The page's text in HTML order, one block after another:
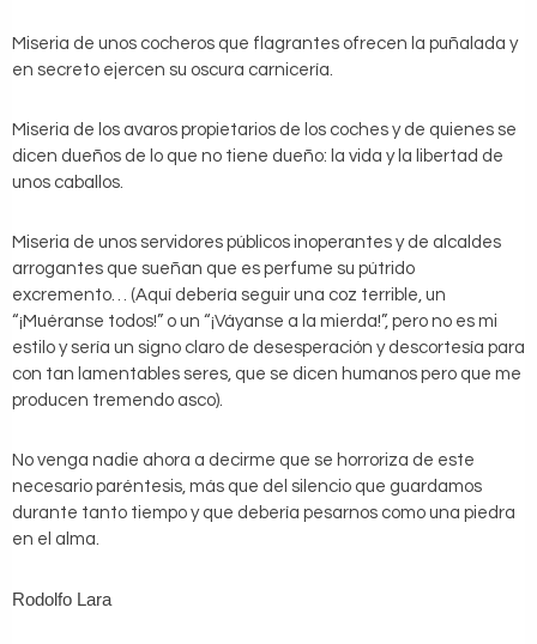
Miseria de unos cocheros que flagrantes ofrecen la puñalada y
en secreto ejercen su oscura carnicería.
Miseria de los avaros propietarios de los coches y de quienes se
dicen dueños de lo que no tiene dueño: la vida y la libertad de
unos caballos.
Miseria de unos servidores públicos inoperantes y de alcaldes
arrogantes que sueñan que es perfume su pútrido
excremento… (Aquí debería seguir una coz terrible, un
“¡Muéranse todos!” o un “¡Váyanse a la mierda!”, pero no es mi
estilo y sería un signo claro de desesperación y descortesía para
con tan lamentables seres, que se dicen humanos pero que me
producen tremendo asco).
No venga nadie ahora a decirme que se horroriza de este
necesario paréntesis, más que del silencio que guardamos
durante tanto tiempo y que debería pesarnos como una piedra
en el alma.
Rodolfo Lara